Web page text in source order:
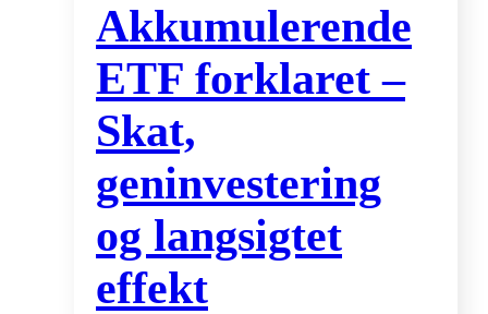
Akkumulerende
ETF forklaret –
Skat,
geninvestering
og langsigtet
effekt